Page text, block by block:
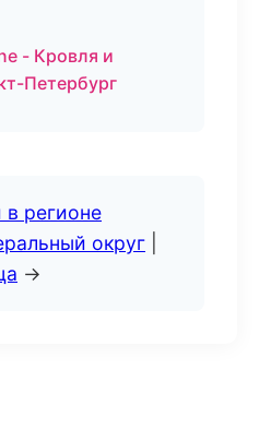
- Кровля и
Петербург
в регионе
округ
→